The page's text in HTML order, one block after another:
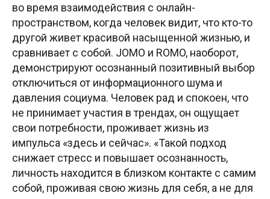
во время взаимодействия с онлайн-
пространством, когда человек видит, что кто-то
другой живет красивой насыщенной жизнью, и
сравнивает с собой. JOMO и ROMO, наоборот,
демонстрируют осознанный позитивный выбор
отключиться от информационного шума и
давления социума. Человек рад и спокоен, что
не принимает участия в трендах, он ощущает
свои потребности, проживает жизнь из
импульса «здесь и сейчас». «Такой подход
снижает стресс и повышает осознанность,
личность находится в близком контакте с самим
собой, проживая свою жизнь для себя, а не для